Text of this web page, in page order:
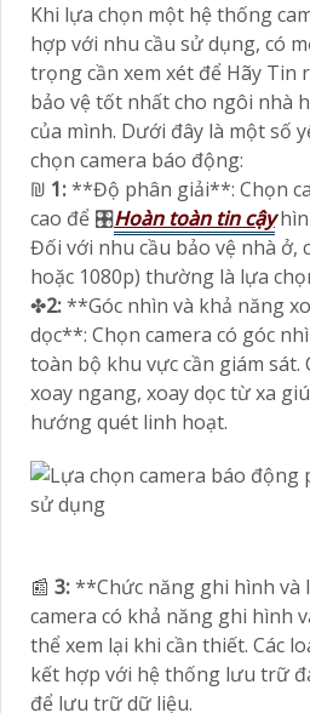
Khi lựa chọn một hệ thống
hợp với nhu cầu sử dụng, có
trọng cần xem xét để Hãy Tin
bảo vệ tốt nhất cho ngôi nhà
của mình. Dưới đây là một số
chọn camera báo động:
₪ 1:**Độ phân giải**: Chọn
cao để 🎛Hoàn toàn tin cậy
Đối với nhu cầu bảo vệ nhà ở,
hoặc 1080p) thường là lựa
✤2:**Góc nhìn và khả năng
dọc**: Chọn camera có góc
toàn bộ khu vực cần giám sát.
xoay ngang, xoay dọc từ xa
hướng quét linh hoạt.
📰 3:**Chức năng ghi hình
camera có khả năng ghi hình
thể xem lại khi cần thiết. Các
kết hợp với hệ thống lưu trữ
để lưu trữ dữ liệu.